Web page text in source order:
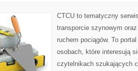
CTCU to tematyczny
transporcie szynowym
ruchem pociągów. To
osobach, które interesują
czytelnikach szukających